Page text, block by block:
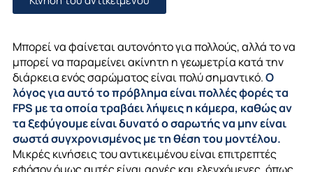
Μπορεί να φαίνεται αυτονόητο για πολλούς, αλλά το να
μπορεί να παραμείνει ακίνητη η γεωμετρία κατά την
διάρκεια ενός σαρώματος είναι πολύ σημαντικό.Ο
λόγος για αυτό το πρόβλημα είναι πολλές φορές τα
FPS με τα οποία τραβάει λήψεις η κάμερα, καθώς αν
τα ξεφύγουμε είναι δυνατό ο σαρωτής να μην είναι
σωστά συγχρονισμένος με τη θέση του μοντέλου.
Μικρές κινήσεις του αντικειμένου είναι επιτρεπτές